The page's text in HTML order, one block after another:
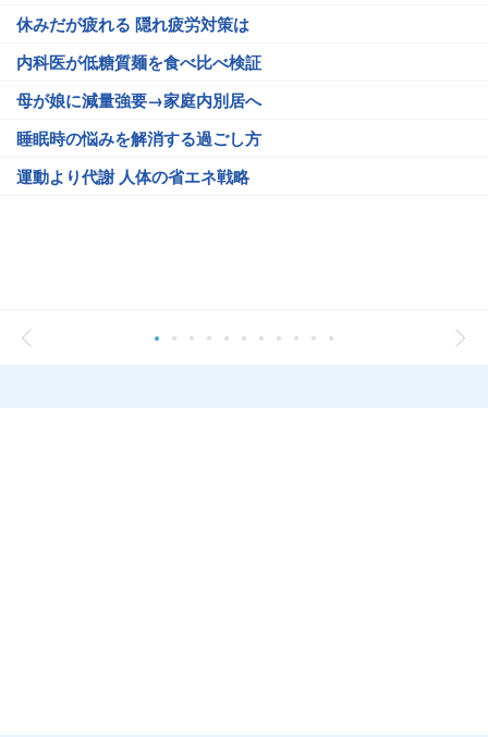
休みだが疲れる 隠れ疲労対策は
内科医が低糖質麺を食べ比べ検証
母が娘に減量強要→家庭内別居へ
睡眠時の悩みを解消する過ごし方
運動より代謝 人体の省エネ戦略